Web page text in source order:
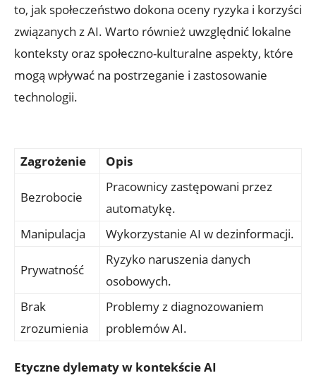
to, ‍jak społeczeństwo dokona oceny ryzyka ‍i korzyści
związanych z ⁢AI. Warto również uwzględnić lokalne
konteksty oraz społeczno-kulturalne aspekty, które⁣
mogą wpływać na postrzeganie i zastosowanie
technologii.
Zagrożenie Opis
Bezrobocie
Pracownicy zastępowani przez
⁣automatykę.
Manipulacja
Wykorzystanie AI w‌ dezinformacji.
Prywatność
Ryzyko naruszenia danych
osobowych.
Brak
zrozumienia
Problemy z diagnozowaniem
problemów AI.
Etyczne​ dylematy w kontekście AI